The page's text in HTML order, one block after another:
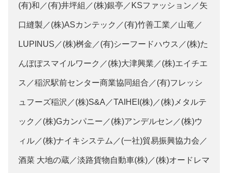
(有)和／(有)井坪組／(株)銀亭／KSファッション／矢
口縫製／(株)ASカンテック／(有)竹善工業／山竜／
LUPINUS／(株)桝金／(有)シーフードハウス／(株)た
んぽぽスマイルワーク／(株)大津興業／(株)エイチエ
ス／稲沢駅前センター商業協同組合／(有)フレッシ
ュフーズ稲沢／(株)S&A／TAIHEI(株)／(株)メタルテ
ック／(株)Gカンパニー／(株)アンデルセン／(株)ウ
ィル／(株)ナイキシステム／(一社)貿易振興協力会／
酒菜 大地の蔵／淡路貨物自動車(株)／(株)オードレマ